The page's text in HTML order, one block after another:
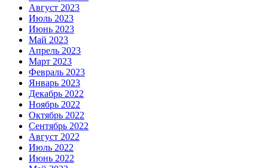
Август 2023
Июль 2023
Июнь 2023
Май 2023
Апрель 2023
Март 2023
Февраль 2023
Январь 2023
Декабрь 2022
Ноябрь 2022
Октябрь 2022
Сентябрь 2022
Август 2022
Июль 2022
Июнь 2022